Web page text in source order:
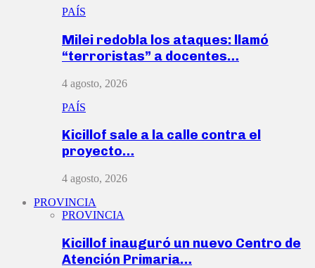
PAÍS
Milei redobla los ataques: llamó
“terroristas” a docentes…
4 agosto, 2026
PAÍS
Kicillof sale a la calle contra el
proyecto…
4 agosto, 2026
PROVINCIA
PROVINCIA
Kicillof inauguró un nuevo Centro de
Atención Primaria…